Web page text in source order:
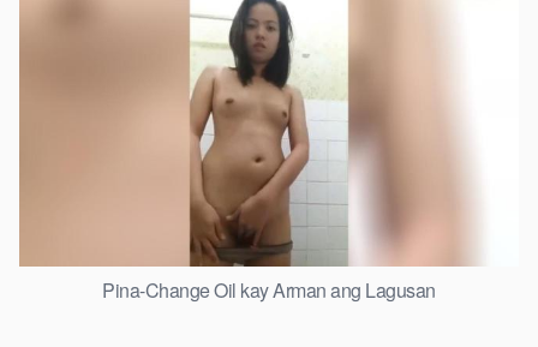
Pina-Change Oil kay Arman ang Lagusan